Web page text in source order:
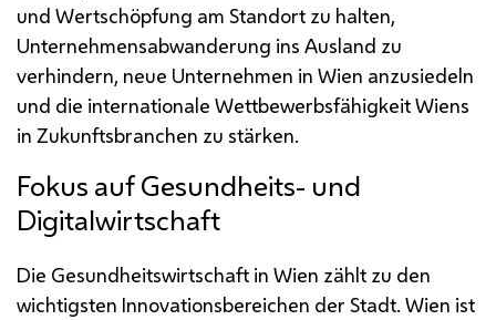
und Wertschöpfung am Standort zu halten,
Unternehmensabwanderung ins Ausland zu
verhindern, neue Unternehmen in Wien anzusiedeln
und die internationale Wettbewerbsfähigkeit Wiens
in Zukunftsbranchen zu stärken.
Fokus auf Gesundheits- und
Digitalwirtschaft
Die Gesundheitswirtschaft in Wien zählt zu den
wichtigsten Innovationsbereichen der Stadt. Wien ist